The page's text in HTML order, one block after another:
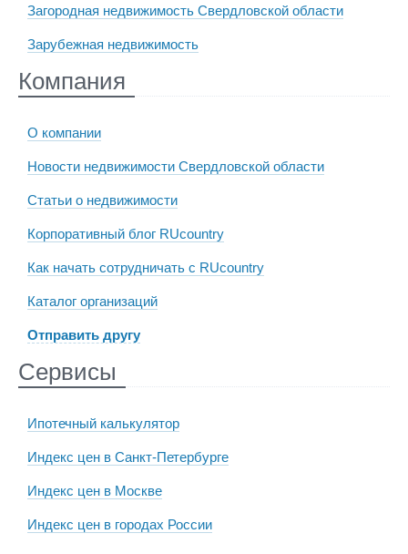
Загородная недвижимость Свердловской области
Зарубежная недвижимость
Компания
О компании
Новости недвижимости Свердловской области
Статьи о недвижимости
Корпоративный блог RUcountry
Как начать сотрудничать с RUcountry
Каталог организаций
Отправить другу
Сервисы
Ипотечный калькулятор
Индекс цен в Санкт-Петербурге
Индекс цен в Москве
Индекс цен в городах России